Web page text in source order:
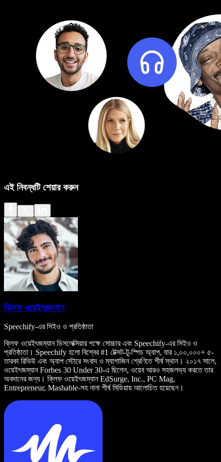
এই নিবন্ধটি শেয়ার করুন
ক্লিফ ওয়েইৎজম্যান
Speechify-এর সিইও ও প্রতিষ্ঠাতা
ক্লিফ ওয়েইৎজম্যান ডিসলেক্সিয়ার পক্ষে সোচ্চার এবং Speechify-এর সিইও ও
প্রতিষ্ঠাতা। Speechify হলো বিশ্বের #1 টেক্সট-টু-স্পিচ অ্যাপ, যার ১,০০,০০০+ ৫-
তারকা রিভিউ এবং অ্যাপ স্টোরে সংবাদ ও ম্যাগাজিন শ্রেণিতে শীর্ষ স্থান। ২০১৭ সালে,
ওয়েইৎজম্যান Forbes 30 Under 30-এ ছিলেন, ওয়েব আরও সহজলভ্য করতে তার
অবদানের জন্য। ক্লিফ ওয়েইৎজম্যান EdSurge, Inc., PC Mag,
Entrepreneur, Mashable-সহ নানা শীর্ষ মিডিয়ায় আলোচিত হয়েছেন।